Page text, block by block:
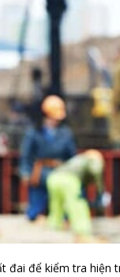
đai để kiểm tra hiện